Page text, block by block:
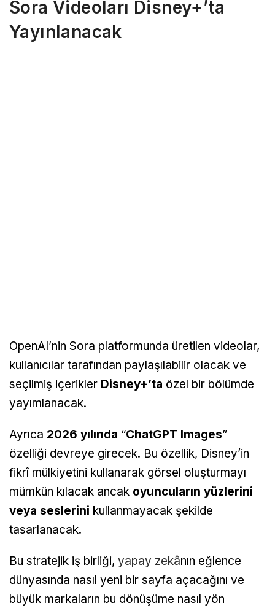
Sora Videoları Disney+’ta
Yayınlanacak
OpenAI’nin Sora platformunda üretilen videolar,
kullanıcılar tarafından paylaşılabilir olacak ve
seçilmiş içerikler Disney+’ta özel bir bölümde
yayımlanacak.
Ayrıca 2026 yılında “ChatGPT Images”
özelliği devreye girecek. Bu özellik, Disney’in
fikrî mülkiyetini kullanarak görsel oluşturmayı
mümkün kılacak ancak oyuncuların yüzlerini
veya seslerini kullanmayacak şekilde
tasarlanacak.
Bu stratejik iş birliği, yapay zekânın eğlence
dünyasında nasıl yeni bir sayfa açacağını ve
büyük markaların bu dönüşüme nasıl yön